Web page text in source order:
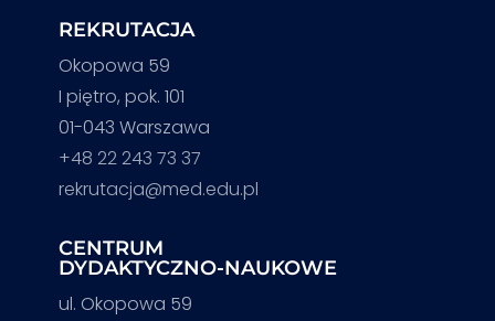
REKRUTACJA
Okopowa 59
I piętro, pok. 101
01-043 Warszawa
+48 22 243 73 37
rekrutacja@med.edu.pl
CENTRUM
DYDAKTYCZNO-NAUKOWE
ul. Okopowa 59